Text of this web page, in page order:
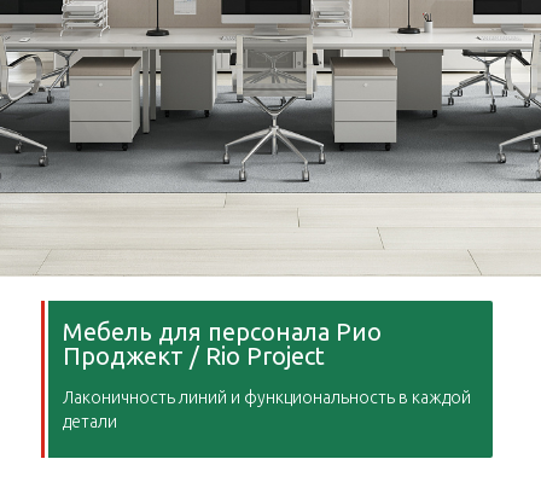
Мебель для персонала Рио
Проджект / Rio Project
Лаконичность линий и функциональность в каждой
детали